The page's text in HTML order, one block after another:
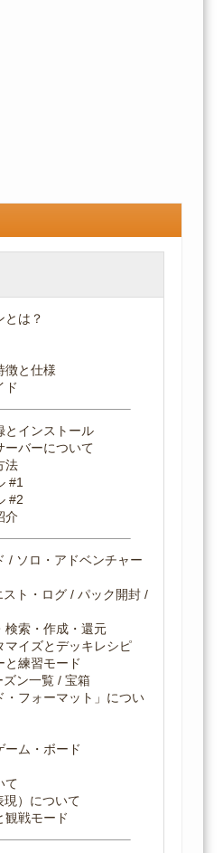
とは？
徴と仕様
ド
とインストール
ーバーについて
法
#1
#2
介
/ ソロ・アドベンチャー
スト・ログ / パック開封 /
検索・作成・還元
マイズとデッキレシピ
と練習モード
ン一覧 / 宝箱
・フォーマット」につい
ーム・ボード
て
現）について
観戦モード